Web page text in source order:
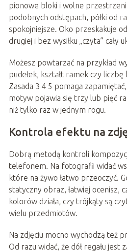
pionowe bloki i wolne
podobnych odstępach, półki od
spokojniejsze. Oko przeskakuje
drugiej i bez wysiłku „czyta” cały
Możesz powtarzać na przykład
pudełek, kształt ramek czy liczbę
Zasada 3 4 5 pomaga
motyw pojawia się trzy lub pięć
niż tylko raz w jednym rogu.
Kontrola efektu na
Dobrą metodą kontroli
telefonem. Na fotografii widać
które na żywo łatwo przeoczyć.
statyczny obraz, łatwiej ocenisz,
kolorów działa, czy trójkąty są
wielu przedmiotów.
Na zdjęciu mocno wychodzą też
Od razu widać, że dół regału jest